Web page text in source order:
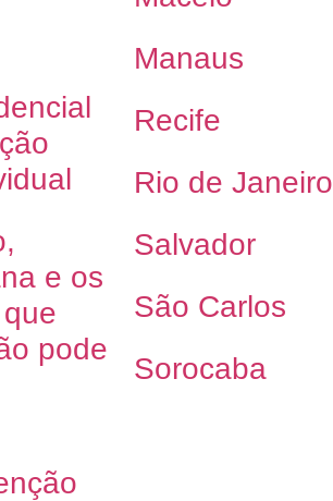
e os
pode
Manaus
Recife
Rio de Janeiro
Salvador
São Carlos
Sorocaba